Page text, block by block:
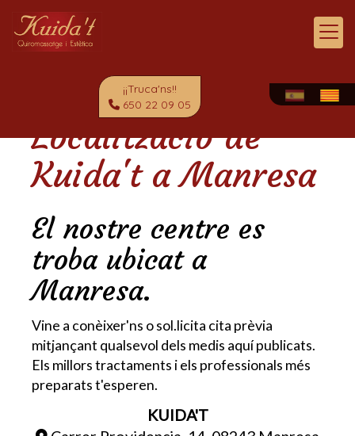
¡¡Truca'ns!!
650 22 09 05
Localització de
Kuida't a Manresa
El nostre centre es
troba ubicat a
Manresa.
Vine a conèixer'ns o sol.licita cita prèvia
mitjançant qualsevol dels medis aquí publicats.
Els millors tractaments i els professionals més
preparats t'esperen.
KUIDA'T